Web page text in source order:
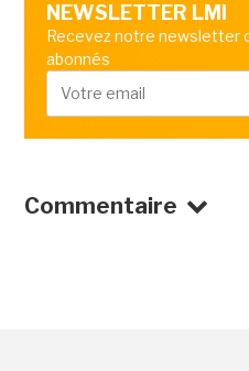
NEWSLETTER LMI
Recevez notre newsletter
abonnés
Commentaire